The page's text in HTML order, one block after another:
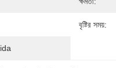
বৃষ্টির সময়: